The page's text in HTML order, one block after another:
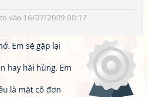
vào 16/07/2009 00:17
Em sẽ gặp lại
hay hãi hùng. Em
là mặt cô đơn